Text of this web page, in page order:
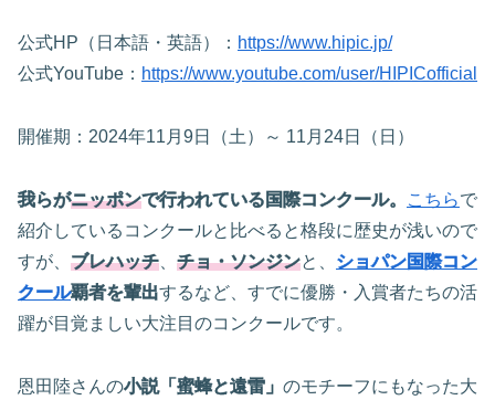
公式HP（日本語・英語）： https://www.hipic.jp/
公式YouTube： https://www.youtube.com/user/HIPICofficial
開催期：2024年11月9日（土）～ 11月24日（日）
我らがニッポンで行われている国際コンクール。 こちらで
紹介しているコンクールと比べると格段に歴史が浅いので
すが、 ブレハッチ チョ・ソンジンと、 ショパン国際コン
クール覇者を輩出するなど、すでに優勝・入賞者たちの活
躍が目覚ましい大注目のコンクールです。
恩田陸さんの小説「蜜蜂と遠雷」 のモチーフにもなった大